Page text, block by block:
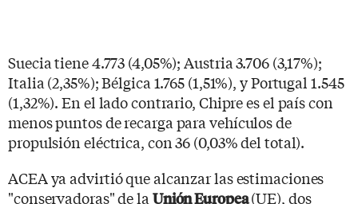
Suecia tiene 4.773 (4,05%); Austria 3.706 (3,17%);
Italia (2,35%); Bélgica 1.765 (1,51%), y Portugal 1.545
(1,32%). En el lado contrario, Chipre es el país con
menos puntos de recarga para vehículos de
propulsión eléctrica, con 36 (0,03% del total).
ACEA ya advirtió que alcanzar las estimaciones
"conservadoras" de la Unión Europea(UE), dos